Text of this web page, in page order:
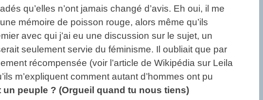
qu’elles n’ont jamais changé d’avis. Eh oui, il me
mémoire de poisson rouge, alors même qu’ils
avec qui j’ai eu une discussion sur le sujet, un
seulement servie du féminisme. Il oubliait que par
récompensée (voir l’article de Wikipédia sur Leila
m’expliquent comment autant d’hommes ont pu
peuple ? (Orgueil quand tu nous tiens)